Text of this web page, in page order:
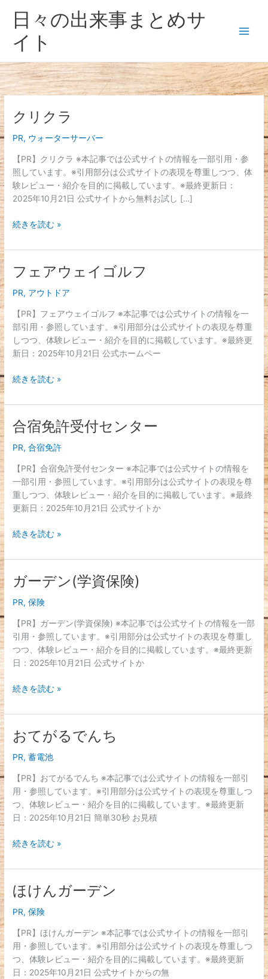
ッ
プ
日々の出来事まとめサ
イト
クリクラ
PR, ウォーターサーバー
【PR】クリクラ ※本記事では公式サイトの情報を一部引用・参
照しています。※引用部分は公式サイトの表現を尊重しつつ、体
験レビュー・紹介を目的に掲載しています。※最終更新日：
2025年10月21日 公式サイトから無料お試し […]
ク
リ
ク
ラ
続きを読む »
フェアウェイゴルフ
PR, アウトドア
【PR】フェアウェイゴルフ ※本記事では公式サイトの情報を一
部引用・参照しています。※引用部分は公式サイトの表現を尊重
しつつ、体験レビュー・紹介を目的に掲載しています。※最終更
新日：2025年10月21日 公式ホームペー
フ
ェ
ア
ウ
ェ
イ
ゴ
ル
フ
続きを読む »
合宿免許受付センター
PR,合宿免許
【PR】合宿免許受付センター ※本記事では公式サイトの情報を
一部引用・参照しています。※引用部分は公式サイトの表現を尊
重しつつ、体験レビュー・紹介を目的に掲載しています。※最終
更新日：2025年10月21日 公式サイトか
合
宿
免
許
受
付
セ
ン
タ
続きを読む »
ガーデン(学資保険)
PR,保険
【PR】ガーデン(学資保険) ※本記事では公式サイトの情報を一部
引用・参照しています。※引用部分は公式サイトの表現を尊重し
つつ、体験レビュー・紹介を目的に掲載しています。※最終更新
日：2025年10月21日 公式サイトか
ガ
デ
ン
(学
資
保
険)
続きを読む »
おてがるでんち
PR,蓄電池
【PR】おてがるでんち ※本記事では公式サイトの情報を一部引
用・参照しています。※引用部分は公式サイトの表現を尊重しつ
つ、体験レビュー・紹介を目的に掲載しています。※最終更新
日：2025年10月21日 簡単30秒 お見積
お
て
が
る
で
ん
ち
続きを読む »
ほけんガーデン
PR,保険
【PR】ほけんガーデン ※本記事では公式サイトの情報を一部引
用・参照しています。※引用部分は公式サイトの表現を尊重しつ
つ、体験レビュー・紹介を目的に掲載しています。※最終更新
日：2025年10月21日 公式サイトからの無
ほ
け
ん
ガ
ー
デ
ン